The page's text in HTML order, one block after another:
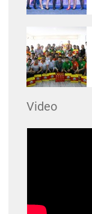
Video